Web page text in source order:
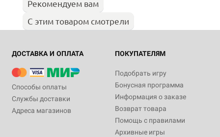
Рекомендуем вам
С этим товаром смотрели
ДОСТАВКА И ОПЛАТА
Способы оплаты
Службы доставки
Адреса магазинов
ПОКУПАТЕЛЯМ
Подобрать игру
Бонусная программа
Информация о заказе
Возврат товара
Помощь с правилами
Архивные игры